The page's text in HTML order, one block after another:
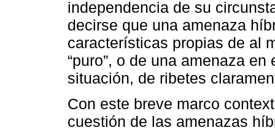
independencia de su
decirse que una amenaza
características propias de al
“puro”, o de una amenaza
situación, de ribetes
Con este breve marco
cuestión de las amenazas